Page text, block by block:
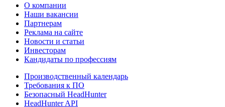
О компании
Наши вакансии
Партнерам
Реклама на сайте
Новости и статьи
Инвесторам
Кандидаты по профессиям
Производственный календарь
Требования к ПО
Безопасный HeadHunter
HeadHunter API